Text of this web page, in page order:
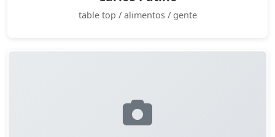
table top / alimentos / gente